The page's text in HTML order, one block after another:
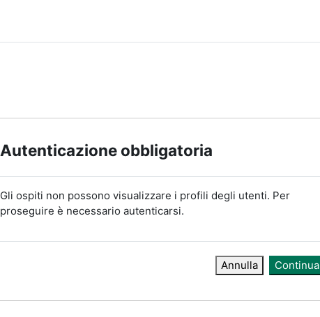
Autenticazione obbligatoria
Gli ospiti non possono visualizzare i profili degli utenti. Per
proseguire è necessario autenticarsi.
Annulla Continua